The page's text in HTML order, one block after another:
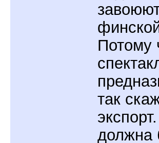
Потому
так
должна